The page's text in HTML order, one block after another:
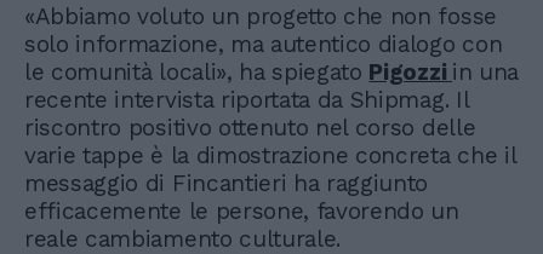
«Abbiamo voluto un progetto che non fosse
solo informazione, ma autentico dialogo con
le comunità locali», ha spiegato Pigozzi in una
recente intervista riportata da Shipmag. Il
riscontro positivo ottenuto nel corso delle
varie tappe è la dimostrazione concreta che il
messaggio di Fincantieri ha raggiunto
efficacemente le persone, favorendo un
reale cambiamento culturale.